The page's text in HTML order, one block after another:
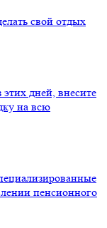
свой отдых
этих дней, внесите
на всю
пенсионного